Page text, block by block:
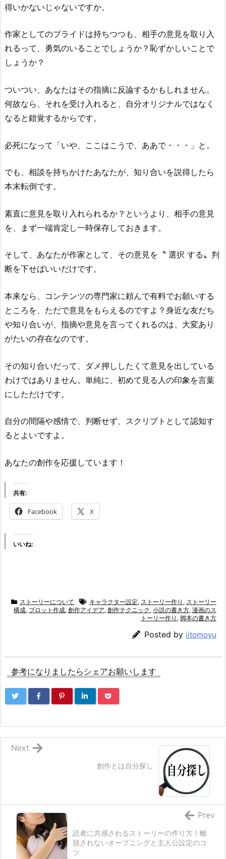
得いかないじゃないですか。
作家としてのプライドは持ちつつも、相手の意見を取り入
れるって、勇気のいることでしょうか？恥ずかしいことで
しょうか？
ついつい、あなたはその指摘に反論するかもしれません。
何故なら、それを受け入れると、自分オリジナルではなく
なると錯覚するからです。
必死になって「いや、ここはこうで、ああで・・・」と。
でも、相談を持ちかけたあなたが、知り合いを説得したら
本末転倒です。
素直に意見を取り入れられるか？というより、相手の意見
を、まず一端肯定し一時保存しておきます。
そして、あなたが作家として、その意見を〝 選択 する〟判
断を下せばいいだけです。
本来なら、コンテンツの専門家に頼んで有料でお願いする
ところを、ただで意見をもらえるのですよ？身近な友だち
や知り合いが、指摘や意見を言ってくれるのは、大変あり
がたいの存在なのです。
その知り合いだって、ダメ押ししたくて意見を出している
わけではありません。単純に、初めて見る人の印象を言葉
にしただけです。
自分の間隔や感情で、判断せず、スクリプトとして認知す
るとよいですよ。
あなたの創作を応援しています！
共有:
Facebook X
いいね:
ストーリーについて キャラクター設定, ストーリー作り , ストーリー
構成, プロット作成, 創作アイデア, 創作テクニック , 小説の書き方, 漫画のス
トーリー作り , 脚本の書き方
Posted by iitomoyu
参考になりましたらシェアお願いします
創作とは自分探し
Next
読者に共感されるストーリーの作り方！離
脱されないオープニングと主人公設定のコ
ツ
Prev